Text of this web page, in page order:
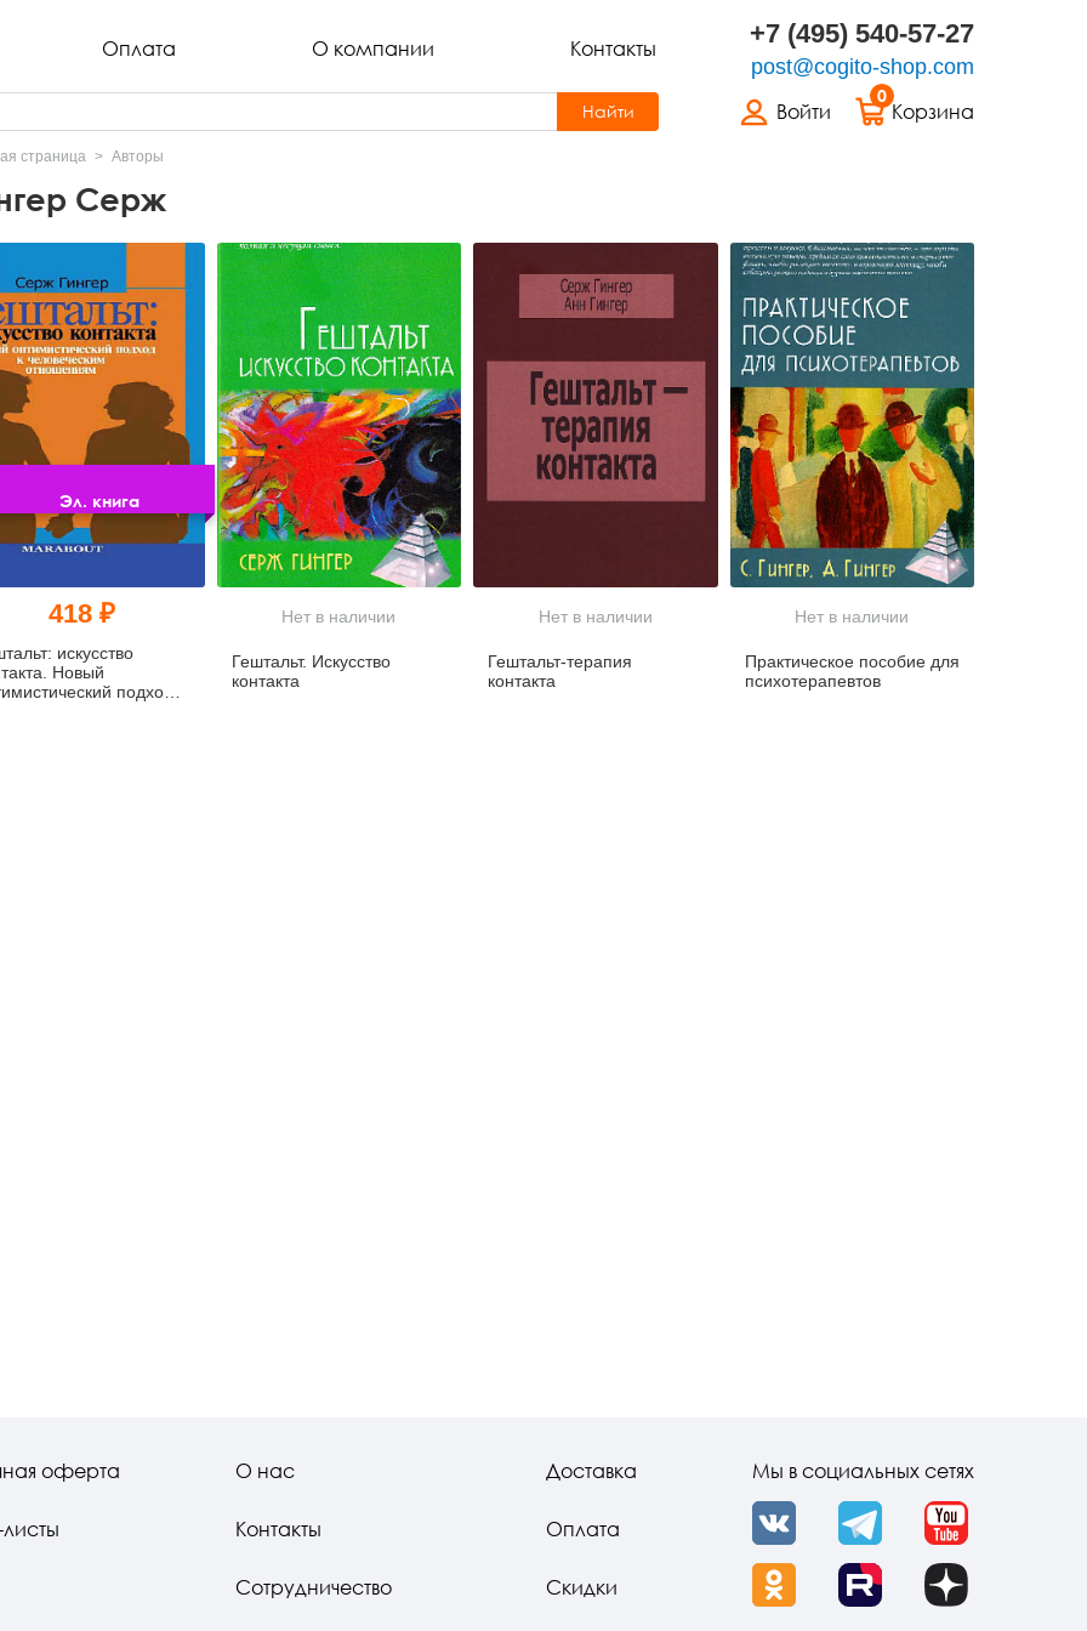
Оплата О компании Контакты +7 (495) 540-57-27
post@cogito-shop.com
Войти
0
Корзина
Найти
страница Авторы
Серж
Эл. книга
418 ₽
искусство
Новый
подход к
Нет в наличии
Гештальт. Искусство
контакта
Нет в наличии
Гештальт-терапия
контакта
Нет в наличии
Практическое пособие для
психотерапевтов
оферта О нас
Контакты
Сотрудничество
Доставка
Оплата
Скидки
Мы в социальных сетях
VK Telegram YouTube
OK Rutube Dzen